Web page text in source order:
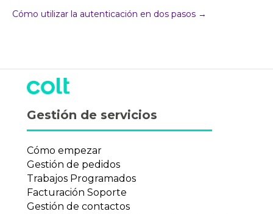
del
Cómo utilizar la autenticación en dos pasos →
Gestión de servicios
Cómo empezar
Gestión de pedidos
Trabajos Programados
Facturación Soporte
Gestión de contactos